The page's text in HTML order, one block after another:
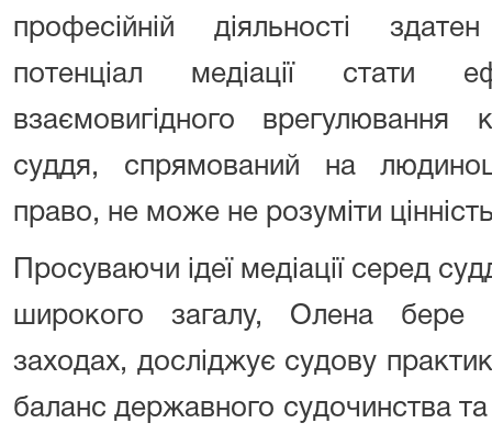
професійній діяльності
потенціал медіації стати
взаємовигідного врегулювання
суддя, спрямований на
право, не може не розуміти цінність
Просуваючи ідеї медіації серед
широкого загалу, Олена бере
заходах, досліджує судову
баланс державного судочинства та